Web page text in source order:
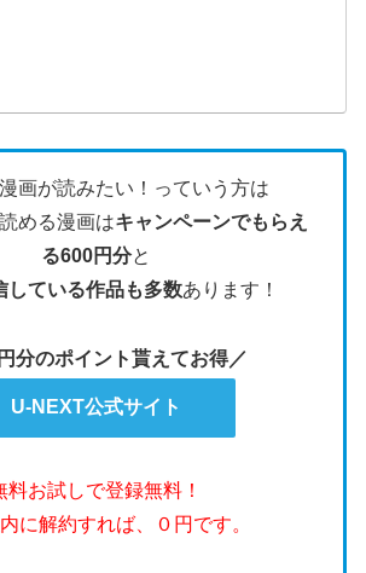
画が読みたい！っていう方は
める漫画はキャンペーンでもらえ
る600円分と
している作品も多数あります！
分のポイント貰えてお得／
U-NEXT公式サイト
料お試しで登録無料！
に解約すれば、０円です。